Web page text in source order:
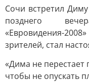
Сочи встретил
позднего
«Евровидения-
зрителей, стал
«Дима не перестает
чтобы не опускать